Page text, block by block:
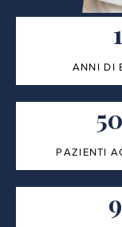
ANNI DI
PAZIENTI